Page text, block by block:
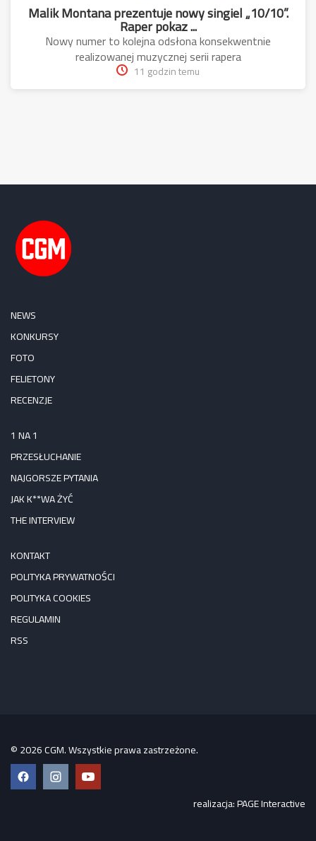
Malik Montana prezentuje nowy singiel „10/10”.
Raper pokaz ...
Nowy numer to kolejna odsłona konsekwentnie
realizowanej muzycznej serii rapera
11 godzin temu
NEWS
KONKURSY
FOTO
FELIETONY
RECENZJE
1 NA 1
PRZESŁUCHANIE
NAJGORSZE PYTANIA
JAK K**WA ŻYĆ
THE INTERVIEW
KONTAKT
POLITYKA PRYWATNOŚCI
POLITYKA COOKIES
REGULAMIN
RSS
© 2026 CGM. Wszystkie prawa zastrzeżone.
FacebookInstagramYouTube
realizacja:PAGE Interactive